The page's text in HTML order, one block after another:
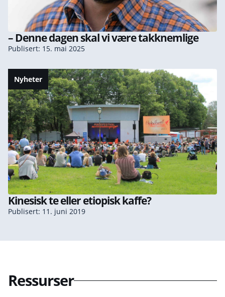
– Denne dagen skal vi være takknemlige
Publisert: 15. mai 2025
Nyheter
Kinesisk te eller etiopisk kaffe?
Publisert: 11. juni 2019
Ressurser